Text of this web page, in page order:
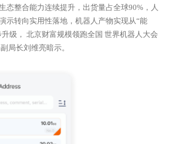
态整合能力连续提升，出货量占全球90%，人
示转向实用性落地，机器人产物实现从“能
级， 北京财富规模领跑全国 世界机器人大会
局长刘维亮暗示。